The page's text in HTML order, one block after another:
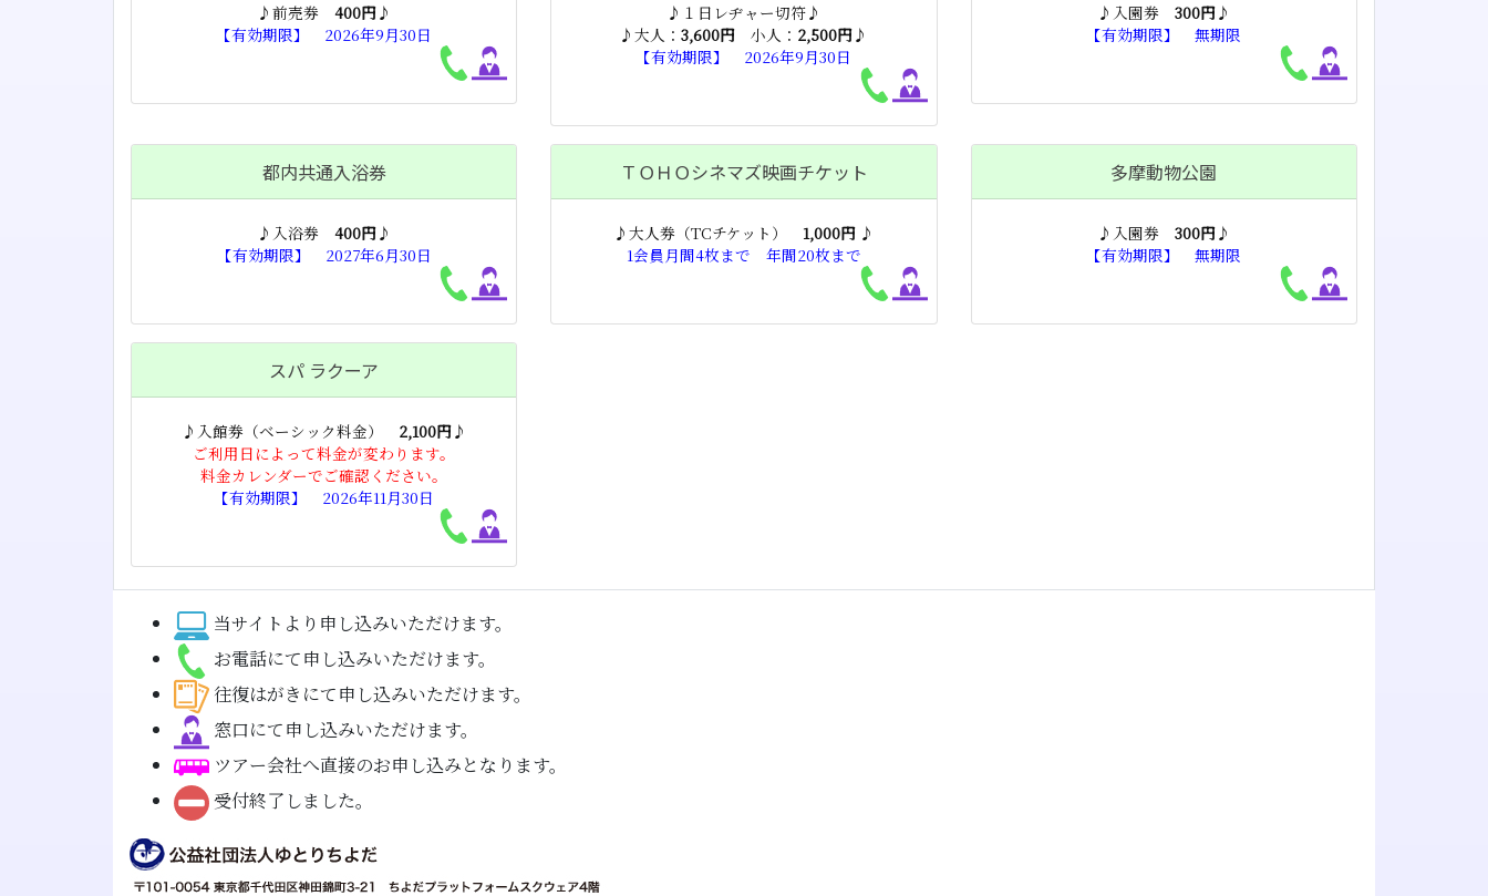
♪前売券 400円♪
【有効期限】 2026年9月30日
♪１日レヂャー切符♪
♪大人：3,600円 小人： 2,500円♪
【有効期限】 2026年9月30日
♪入園券 300円♪
【有効期限】 無期限
都内共通入浴券
♪入浴券 400円♪
【有効期限】 2027年6月30日
ＴＯＨＯシネマズ映画チケット
♪大人券（TCチケット） 1,000円♪
1会員月間4枚まで 年間20枚まで
多摩動物公園
♪入園券 300円♪
【有効期限】 無期限
スパ ラクーア
♪入館券（ベーシック料金） 2,100円♪
ご利用日によって料金が変わります。
料金カレンダーでご確認ください。
【有効期限】 2026年11月30日
当サイトより申し込みいただけます。
お電話にて申し込みいただけます。
往復はがきにて申し込みいただけます。
窓口にて申し込みいただけます。
ツアー会社へ直接のお申し込みとなります。
受付終了しました。